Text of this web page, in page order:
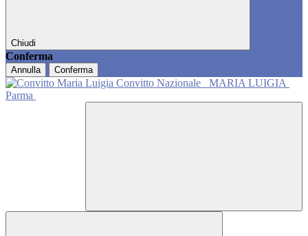
Chiudi
Conferma
Annulla Conferma
Convitto Nazionale
MARIA LUIGIA
Parma